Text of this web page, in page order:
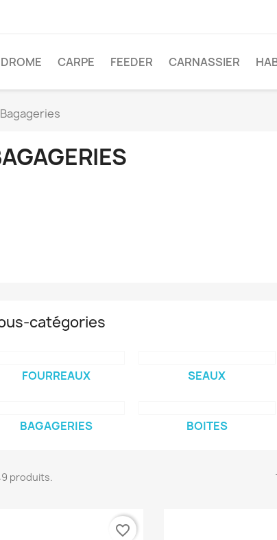
CARPE FEEDER CARNASSIER
Bagageries
catégories
FOURREAUX SEAUX
BAGAGERIES BOITES
produits.
favorite_border